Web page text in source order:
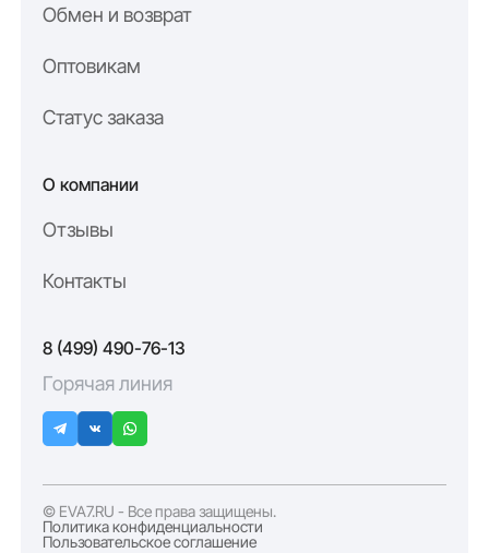
Обмен и возврат
Оптовикам
Статус заказа
О компании
Отзывы
Контакты
8 (499) 490-76-13
Горячая линия
© EVA7.RU - Все права защищены.
Политика конфиденциальности
Пользовательское соглашение